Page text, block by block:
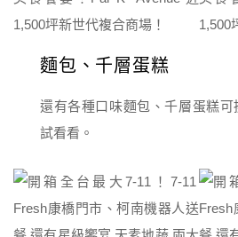
麵包、千層蛋糕
還有各種口味麵包、千層蛋糕
試看看。